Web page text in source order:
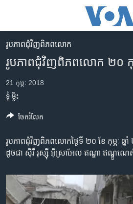
គេហទំព័រ​
រំលង​
និង​
ចូល​
ទៅ​​
ទំព័រ​
តែ​
ម្តង
និង​
ទៅ​
កម្ពុជា
អន្តរជាតិ
អាមេរិក
ហេឡូវីអូអេ
កម្ពុជាច្នៃប្រតិដ្ឋ
ព្រឹត្តិការណ៍ព័ត៌មាន
ទូរទស្សន៍ / វីដេអូ​
វិទ្យុ / ផតខាសថ៍
រូបភាព​ជុំ​វិញ​ពិភពលោក
រូបភាព​ជុំវិញ​ពិភពលោក​ ២០ កុ
21 កុម្ភៈ 2018
ទុំ ម្លិះ
រូបភាព​ជុំវិញ​ពិភពលោក​ថ្ងៃទី ២០ ខែ កុម្ភៈ ឆ្
ដូចជា​ ស៊ីរី រុស្ស៊ី អ៊ីស្រាអែល ឥណ្ឌា ឥណ្ឌូណេ
ចែករំលែក